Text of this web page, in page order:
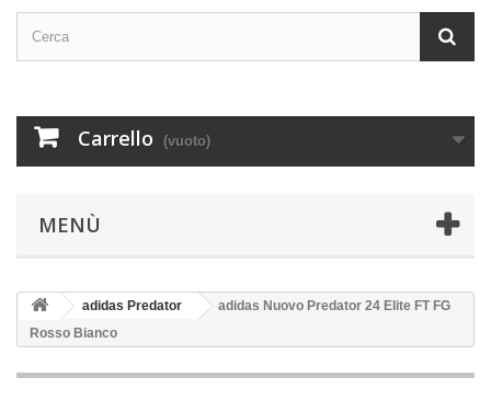
Carrello (vuoto)
MENÙ
adidas Predator
adidas Nuovo Predator 24 Elite FT FG
Rosso Bianco